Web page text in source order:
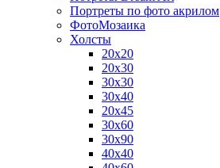
Портреты по фото акрилом
ФотоМозаика
Холсты
20х20
20х30
30х30
30х40
20х45
30х60
30х90
40х40